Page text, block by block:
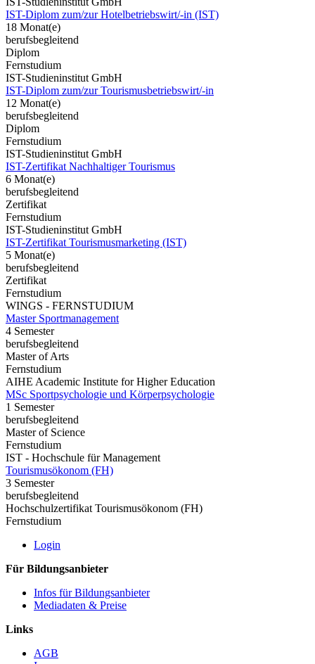
IST-Diplom zum/zur Hotelbetriebswirt/-in (IST)
18 Monat(e)
berufsbegleitend
Diplom
Fernstudium
IST-Studieninstitut GmbH
IST-Diplom zum/zur Tourismusbetriebswirt/-in
12 Monat(e)
berufsbegleitend
Diplom
Fernstudium
IST-Studieninstitut GmbH
IST-Zertifikat Nachhaltiger Tourismus
6 Monat(e)
berufsbegleitend
Zertifikat
Fernstudium
IST-Studieninstitut GmbH
IST-Zertifikat Tourismusmarketing (IST)
5 Monat(e)
berufsbegleitend
Zertifikat
Fernstudium
WINGS - FERNSTUDIUM
Master Sportmanagement
4 Semester
berufsbegleitend
Master of Arts
Fernstudium
AIHE Academic Institute for Higher Education
MSc Sportpsychologie und Körperpsychologie
1 Semester
berufsbegleitend
Master of Science
Fernstudium
IST - Hochschule für Management
Tourismusökonom (FH)
3 Semester
berufsbegleitend
Hochschulzertifikat Tourismusökonom (FH)
Fernstudium
Login
Für Bildungsanbieter
Infos für Bildungsanbieter
Mediadaten & Preise
Links
AGB